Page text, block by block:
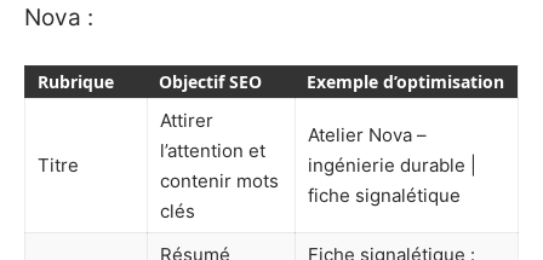
Nova :
Rubrique Objectif SEO Exemple d’optimisation
Titre
Attirer
l’attention et
contenir mots
clés
Atelier Nova –
ingénierie durable |
fiche signalétique
Résumé
Fiche signalétique :